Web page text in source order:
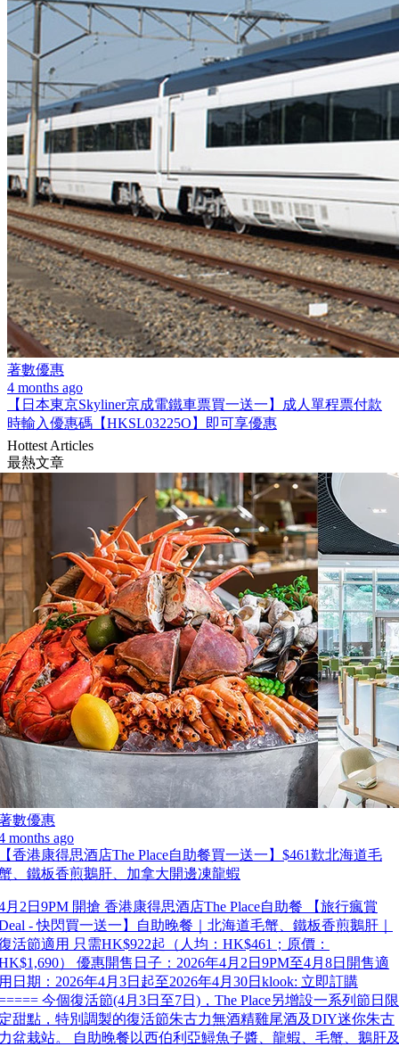
著數優惠
4 months ago
【日本東京Skyliner京成電鐵車票買一送一】成人單程票付款
時輸入優惠碼【HKSL03225O】即可享優惠
Hottest Articles
最熱文章
數優惠
months ago
香港康得思酒店The Place自助餐買一送一】$461歎北海道毛
、鐵板香煎鵝肝、加拿大開邊凍龍蝦
月2日9PM 開搶 香港康得思酒店The Place自助餐 【旅行瘋賞
- 快閃買一送一】自助晚餐｜北海道毛蟹、鐵板香煎鵝肝｜
活節適用 只需HK$922起（人均：HK$461；原價：
） 優惠開售日子：2026年4月2日9PM至4月8日開售適
日期：2026年4月3日起至2026年4月30日klook: 立即訂購
今個復活節(4月3日至7日)，The Place另增設一系列節日限
甜點，特別調製的復活節朱古力無酒精雞尾酒及DIY迷你朱古
盆栽站。 自助晚餐以西伯利亞鱘魚子醬、龍蝦、毛蟹、鵝肝